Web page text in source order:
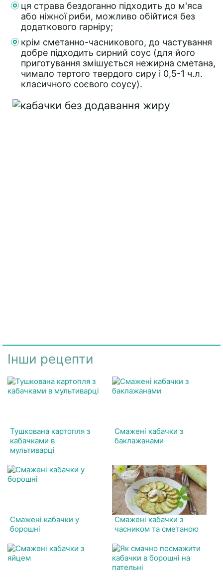
ця страва бездоганно підходить до м'яса
або ніжної риби, можливо обійтися без
додаткового гарніру;
крім сметанно-часникового, до частування
добре підходить сирний соус (для його
приготування змішується нежирна сметана,
чимало тертого твердого сиру і 0,5-1 ч.л.
класичного соєвого соусу).
Інши рецепти
Тушкована картопля з
кабачками в
мультиварці
Смажені кабачки з
баклажанами
Смажені кабачки у
борошні
Смажені кабачки з
часником та сметаною